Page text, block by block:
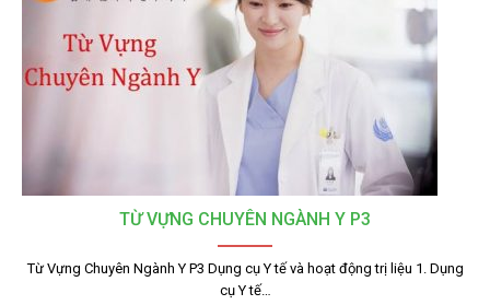
TỪ VỰNG CHUYÊN NGÀNH Y P3
Từ Vựng Chuyên Ngành Y P3 Dụng cụ Y tế và hoạt động trị liệu 1. Dụng
cụ Y tế…